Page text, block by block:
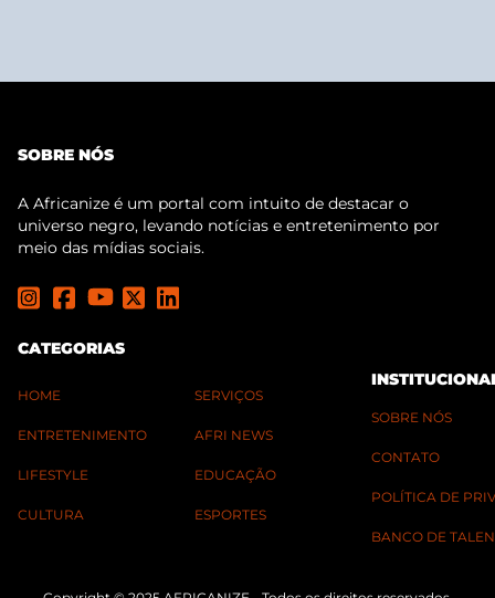
SOBRE NÓS
A Africanize é um portal com intuito de destacar o
universo negro, levando notícias e entretenimento por
meio das mídias sociais.
CATEGORIAS
HOME
ENTRETENIMENTO
LIFESTYLE
CULTURA
SERVIÇOS
AFRI NEWS
EDUCAÇÃO
ESPORTES
SOBRE NÓS
CONTATO
POLÍTICA DE
BANCO DE